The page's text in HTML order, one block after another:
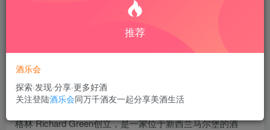
卷云酒庄成立于2009年，由大卫·泰涅David Tyney和理查德·
格林 Richard Green创立，是一家位于新西兰马尔堡的酒
推荐
酒乐会
探索·发现·分享·更多好酒
关注登陆酒乐会同万千酒友一起分享美酒生活